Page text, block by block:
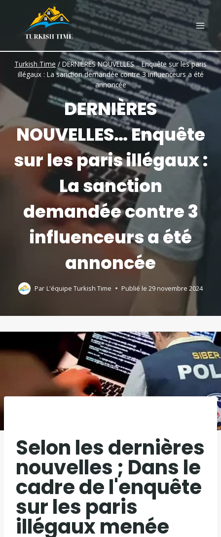
content
Turkish Time / DERNIÈRES NOUVELLES… Enquête sur les paris
illégaux : La sanction demandée contre 3 influenceurs a été
annoncée
DERNIÈRES
NOUVELLES… Enquête
sur les paris illégaux :
La sanction
demandée contre 3
influenceurs a été
annoncée
Par L'équipe Turkish Time Publié le 29 novembre 2024
Selon les dernières
nouvelles ; Dans le
cadre de l'enquête
sur les paris
illégaux menée